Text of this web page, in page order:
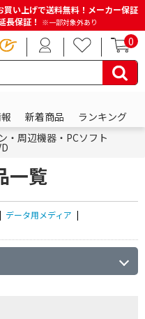
い上げで送料無料！メーカー保証
長保証！ ※一部対象外あり
0
新着商品
ランキング
・周辺機器・PCソフト
一覧
| データ用メディア |